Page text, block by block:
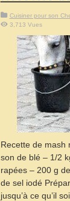
Cuisiner pour son
3,713 Vues
Recette de mash
son de blé – 1/2
rapées – 200 g
de sel iodé
jusqu’à ce qu’il